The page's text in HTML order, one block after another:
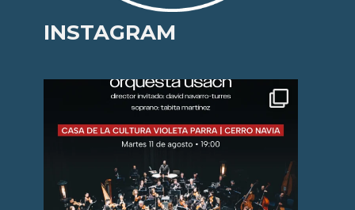
INSTAGRAM